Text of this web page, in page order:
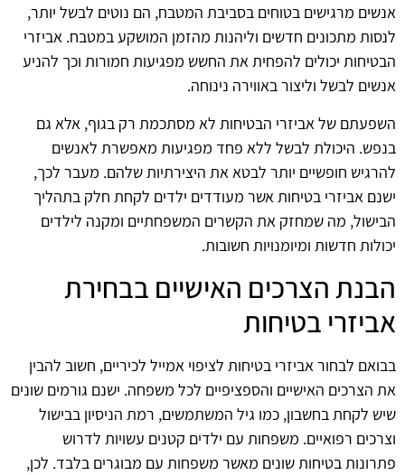
אנשים מרגישים בטוחים בסביבת המטבח, הם נוטים לבשל יותר,
לנסות מתכונים חדשים וליהנות מהזמן המושקע במטבח. אביזרי
הבטיחות יכולים להפחית את החשש מפגיעות חמורות וכך להניע
אנשים לבשל וליצור באווירה נינוחה.
השפעתם של אביזרי הבטיחות לא מסתכמת רק בגוף, אלא גם
בנפש. היכולת לבשל ללא פחד מפגיעות מאפשרת לאנשים
להרגיש חופשיים יותר לבטא את היצירתיות שלהם. מעבר לכך,
ישנם אביזרי בטיחות אשר מעודדים ילדים לקחת חלק בתהליך
הבישול, מה שמחזק את הקשרים המשפחתיים ומקנה לילדים
יכולות חדשות ומיומנויות חשובות.
הבנת הצרכים האישיים בבחירת
אביזרי בטיחות
בבואם לבחור אביזרי בטיחות לציפוי אמייל לכיריים, חשוב להבין
את הצרכים האישיים והספציפיים לכל משפחה. ישנם גורמים שונים
שיש לקחת בחשבון, כמו גיל המשתמשים, רמת הניסיון בבישול
וצרכים רפואיים. משפחות עם ילדים קטנים עשויות לדרוש
פתרונות בטיחות שונים מאשר משפחות עם מבוגרים בלבד. לכן,